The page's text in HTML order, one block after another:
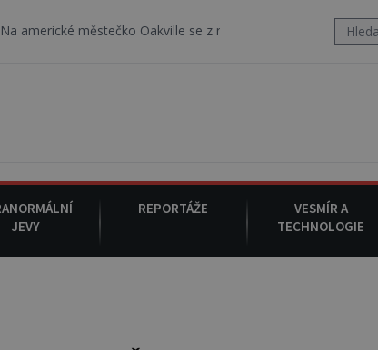
městečko Oakville se z nebe snáší podivná rosolovitá látka
JEVY
REPORTÁŽE
VESMÍR A
TECHNOLOGIE